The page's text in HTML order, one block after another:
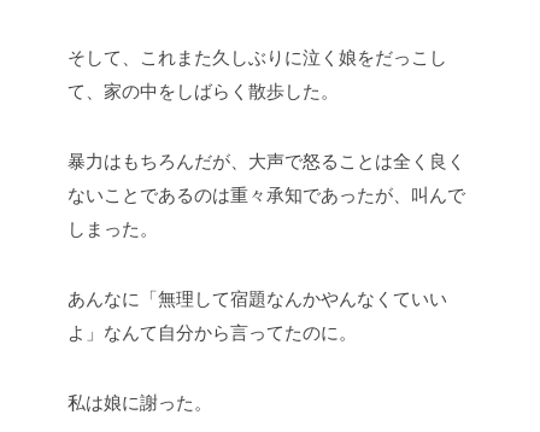
そして、これまた久しぶりに泣く娘をだっこし
て、家の中をしばらく散歩した。
暴力はもちろんだが、大声で怒ることは全く良く
ないことであるのは重々承知であったが、叫んで
しまった。
あんなに「無理して宿題なんかやんなくていい
よ」なんて自分から言ってたのに。
私は娘に謝った。